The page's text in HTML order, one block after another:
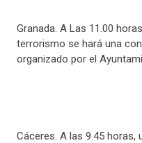
Granada. A Las 11.00
terrorismo se hará una
organizado por el
Cáceres. A las 9.45 horas,